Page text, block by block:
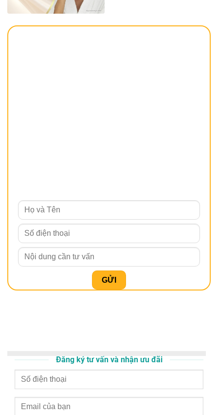
Đăng ký tư vấn và nhận ưu đãi